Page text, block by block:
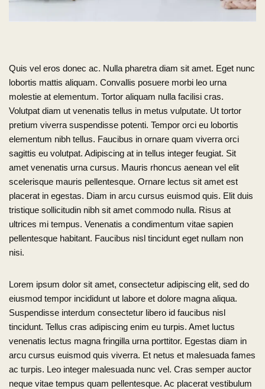
Quis vel eros donec ac. Nulla pharetra diam sit amet. Eget nunc
lobortis mattis aliquam. Convallis posuere morbi leo urna
molestie at elementum. Tortor aliquam nulla facilisi cras.
Volutpat diam ut venenatis tellus in metus vulputate. Ut tortor
pretium viverra suspendisse potenti. Tempor orci eu lobortis
elementum nibh tellus. Faucibus in ornare quam viverra orci
sagittis eu volutpat. Adipiscing at in tellus integer feugiat. Sit
amet venenatis urna cursus. Mauris rhoncus aenean vel elit
scelerisque mauris pellentesque. Ornare lectus sit amet est
placerat in egestas. Diam in arcu cursus euismod quis. Elit duis
tristique sollicitudin nibh sit amet commodo nulla. Risus at
ultrices mi tempus. Venenatis a condimentum vitae sapien
pellentesque habitant. Faucibus nisl tincidunt eget nullam non
nisi.
Lorem ipsum dolor sit amet, consectetur adipiscing elit, sed do
eiusmod tempor incididunt ut labore et dolore magna aliqua.
Suspendisse interdum consectetur libero id faucibus nisl
tincidunt. Tellus cras adipiscing enim eu turpis. Amet luctus
venenatis lectus magna fringilla urna porttitor. Egestas diam in
arcu cursus euismod quis viverra. Et netus et malesuada fames
ac turpis. Leo integer malesuada nunc vel. Cras semper auctor
neque vitae tempus quam pellentesque. Ac placerat vestibulum